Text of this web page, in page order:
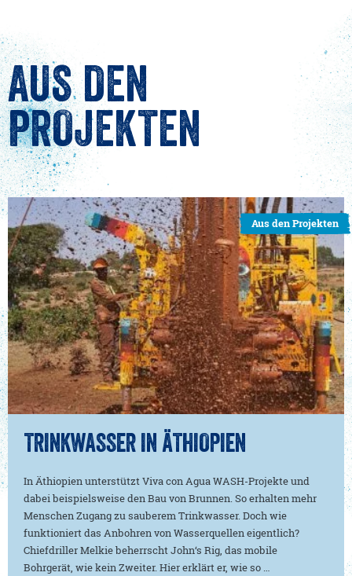
AUS DEN
PROJEKTEN
Aus den Projekten
TRINKWASSER IN ÄTHIOPIEN
In Äthiopien unterstützt Viva con Agua WASH-Projekte und
dabei beispielsweise den Bau von Brunnen. So erhalten mehr
Menschen Zugang zu sauberem Trinkwasser. Doch wie
funktioniert das Anbohren von Wasserquellen eigentlich?
Chiefdriller Melkie beherrscht John‘s Rig, das mobile
Bohrgerät, wie kein Zweiter. Hier erklärt er, wie so …